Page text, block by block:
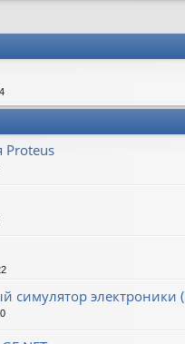
Proteus
симулятор электроники